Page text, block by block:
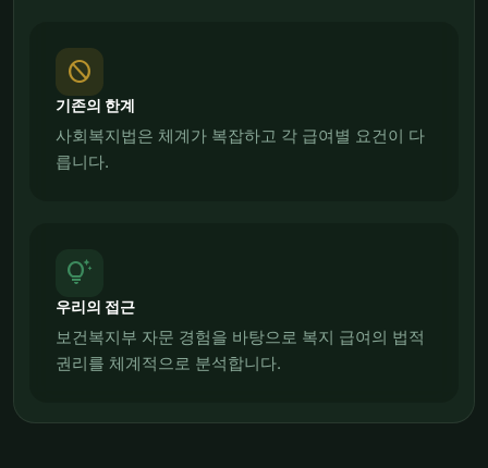
block
기존의 한계
사회복지법은 체계가 복잡하고 각 급여별 요건이 다
릅니다.
tips_and_updates
우리의 접근
보건복지부 자문 경험을 바탕으로 복지 급여의 법적
권리를 체계적으로 분석합니다.